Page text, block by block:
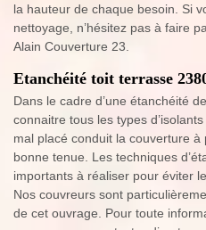
la hauteur de chaque besoin. Si
nettoyage, n’hésitez pas à faire
Alain Couverture 23.
Etanchéité toit terrasse
Dans le cadre d’une étanchéité
connaitre tous les types
mal placé conduit la couverture
bonne tenue. Les techniques
importants à réaliser pour éviter
Nos couvreurs sont
de cet ouvrage. Pour toute